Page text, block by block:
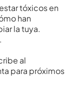
tóxicos en
han
la tuya.
al
para próximos